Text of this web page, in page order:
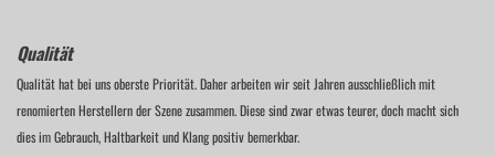
Qualität
Qualität hat bei uns oberste Priorität. Daher arbeiten wir seit Jahren ausschließlich mit
renomierten Herstellern der Szene zusammen. Diese sind zwar etwas teurer, doch macht sich
dies im Gebrauch, Haltbarkeit und Klang positiv bemerkbar.